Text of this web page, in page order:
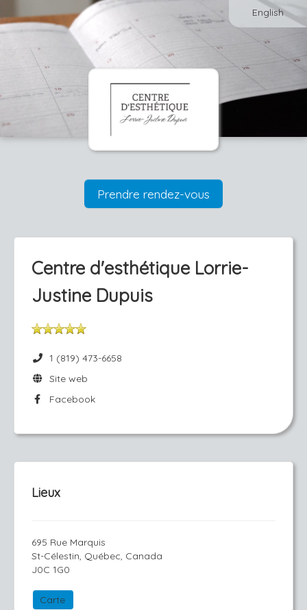
English
Prendre rendez-vous
Centre d'esthétique Lorrie-
Justine Dupuis
1 (819) 473-6658
Site web
Facebook
Lieux
695 Rue Marquis
St-Célestin, Québec, Canada
J0C 1G0
Carte